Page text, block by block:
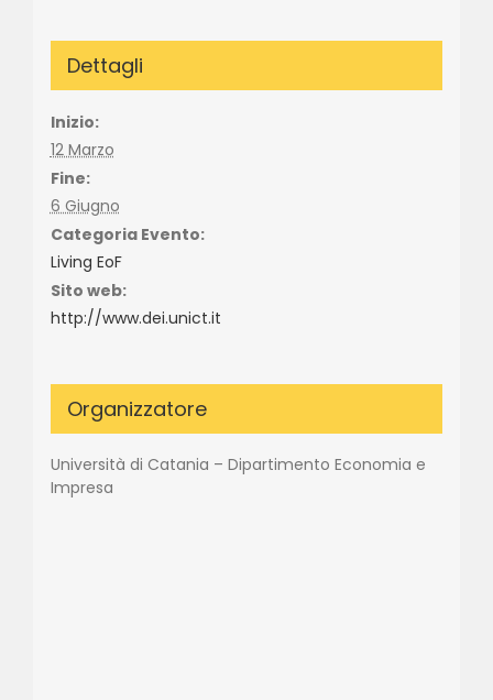
Dettagli
Inizio:
12 Marzo
Fine:
6 Giugno
Categoria Evento:
Living EoF
Sito web:
http://www.dei.unict.it
Organizzatore
Università di Catania – Dipartimento Economia e
Impresa